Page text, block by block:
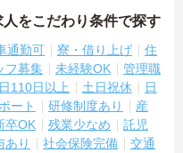
をこだわり条件で探す
通勤可 寮・借り上げ
住
フ募集 未経験OK
管理職
110日以上 土日祝休
日
ート 研修制度あり
産
卒OK 残業少なめ
託児
あり 社会保険完備
交通